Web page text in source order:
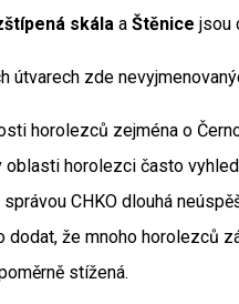
skála a Štěnice jsou
útvarech zde
horolezců zejména o
horolezci často
CHKO dlouhá
dodat, že mnoho horolezců
stížená.